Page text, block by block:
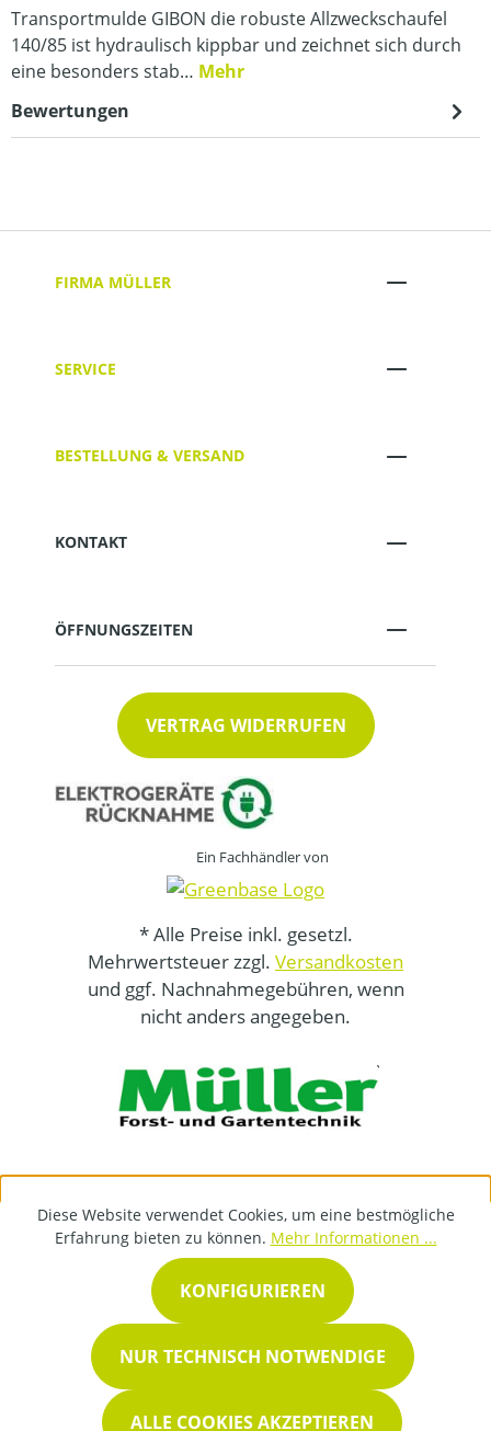
Transportmulde GIBON die robuste Allzweckschaufel
140/85 ist hydraulisch kippbar und zeichnet sich durch
eine besonders stab… Mehr
Bewertungen
FIRMA MÜLLER
SERVICE
BESTELLUNG & VERSAND
KONTAKT
ÖFFNUNGSZEITEN
VERTRAG WIDERRUFEN
Ein Fachhändler von
* Alle Preise inkl. gesetzl.
Mehrwertsteuer zzgl. Versandkosten
und ggf. Nachnahmegebühren, wenn
nicht anders angegeben.
Diese Website verwendet Cookies, um eine bestmögliche
Erfahrung bieten zu können. Mehr Informationen ...
NUR TECHNISCH NOTWENDIGE
KONFIGURIEREN
ALLE COOKIES AKZEPTIEREN